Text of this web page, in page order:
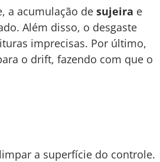
a acumulação de sujeira e
Além disso, o desgaste
imprecisas. Por último,
o drift, fazendo com que o
a superfície do controle.